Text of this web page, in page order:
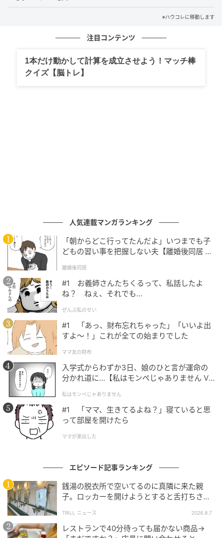
た。聞いてもらえないとわかっていて口にするのは、
もう疲れてしまったからです。そうしてから、ひとつ気
づいたことがあります。私の話を切り上げたあと、彼
た。私が話すのをやめると、あのあたたかい缶も、い
つのまにか渡されなくなっていたのです。
（20代女性・会社員）
本人記事は、ハウコレ読者への独自アンケートに寄せ
られた実体験をもとに制作していますが、個人が特定
されないよう、一部設定を変更しています。
（ハウコレ編集部）
次の記事
片づけ中に恋人の止まった腕時計を見つけた
僕→料理と一緒に伝票まで撮ってしまった
※ハウコレに移動します
注目コンテンツ
1本だけ動かして計算を成立させよう！マッチ棒
クイズ【脳トレ】
人気連載マンガランキング
「朝からどこ行ってたんだよ」いつまでも子
どもの習い事を把握しない夫【離婚後同居 Vo
離婚後同居
#1 お義姉さんたちくるって、私話したよ
ね？ ねぇ、それでも…
ぜんぶ私のせい
#1 「あっ、財布忘れちゃった」「いいよ出
すよ〜！」これが全ての始まりでした
ママ友の財布
入学式からわずか3日、娘のひと言が運命の
分かれ道に…【私はモンペじゃありません Vo
私はモンペじゃありません
#1 「ママ、生きてるよね？」寝ていると思
って部屋を開けたら
ママが家出した
エピソード記事ランキング
銭湯の脱衣所で空いてるのに真隣に来た親
子。ロッカーを開けようとすると舌打ちさ
中で拍手」
TRILL ニュース 2026.8.7
レストランで40分待っても届かない商品→